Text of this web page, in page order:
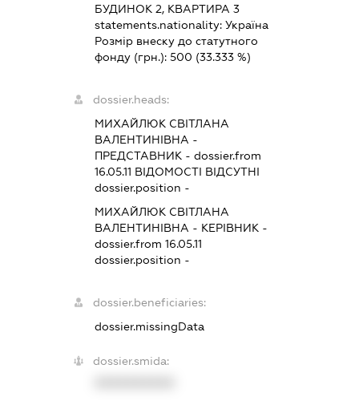
БУДИНОК 2, КВАРТИРА 3
statements.nationality: Україна
Розмір внеску до статутного
фонду (грн.): 500 (33.333 %)
dossier.heads:
МИХАЙЛЮК СВІТЛАНА
ВАЛЕНТИНІВНА -
ПРЕДСТАВНИК - dossier.from
16.05.11 ВІДОМОСТІ ВІДСУТНІ
dossier.position -
МИХАЙЛЮК СВІТЛАНА
ВАЛЕНТИНІВНА - КЕРІВНИК -
dossier.from 16.05.11
dossier.position -
dossier.beneficiaries:
dossier.missingData
dossier.smida: